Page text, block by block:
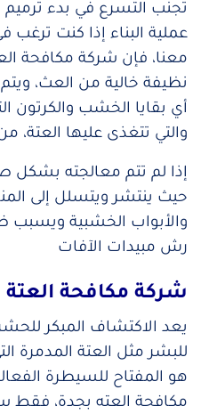
تجنب التسرع في بدء
عملية البناء إذا كنت
معنا، فإن شركة مكافحة
نظيفة خالية من العث،
أي بقايا الخشب والكرتون
والتي تتغذى عليها العتة،
إذا لم تتم معالجته بشكل
حيث ينتشر ويتسلل إلى
والأبواب الخشبية ويسبب
رش مبيدات الآفات
شركة مكافحة
يعد الاكتشاف المبكر
للبشر مثل العتة المدمرة
هو المفتاح للسيطرة
مكافحة العته بجدة، فقط